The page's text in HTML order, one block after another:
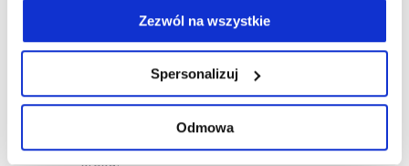
Zezwól na wszystkie
Spersonalizuj
Odmowa
Numer artykułu:15001681
Potrzebujesz wsparcia przy tworzeniu
kroku!